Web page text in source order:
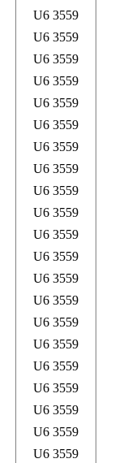
U6 3559
U6 3559
U6 3559
U6 3559
U6 3559
U6 3559
U6 3559
U6 3559
U6 3559
U6 3559
U6 3559
U6 3559
U6 3559
U6 3559
U6 3559
U6 3559
U6 3559
U6 3559
U6 3559
U6 3559
U6 3559